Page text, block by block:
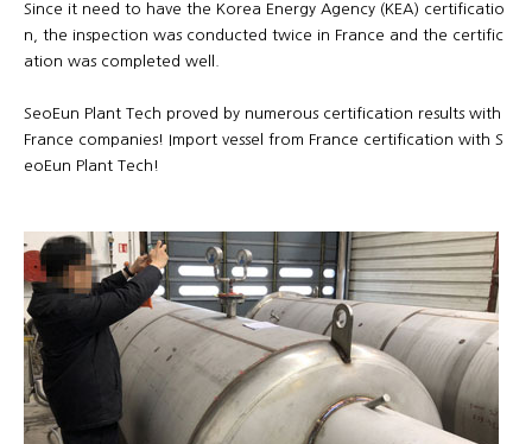
Since it need to have the Korea Energy Agency (KEA) certificatio
n, the inspection was conducted twice in France and the certific
ation was completed well.
SeoEun Plant Tech proved by numerous certification results with
France companies! Import vessel from France certification with S
eoEun Plant Tech!